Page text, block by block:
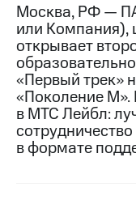
Медиа-центр
Пресс-
релизы
МТС
о
Интервью
Москва, РФ —
или Компания),
открывает
«Первый трек»
«Поколение М».
в МТС Лейбл:
в формате